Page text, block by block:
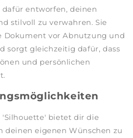
entworfen, deinen
stilvoll zu verwahren. Sie
Dokument vor Abnutzung und
sorgt gleichzeitig dafür, dass
und persönlichen
'Silhouette' bietet dir die
deinen eigenen Wünschen zu